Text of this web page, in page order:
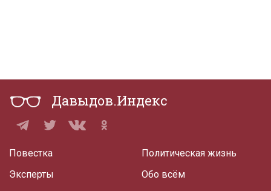
Давыдов.Индекс
Повестка
Эксперты
Политическая жизнь
Обо всём